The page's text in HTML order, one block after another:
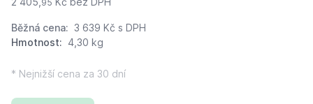
95
Běžná cena: 3 639 Kč s DPH
Hmotnost: 4,30 kg
* Nejnižší cena za 30 dní